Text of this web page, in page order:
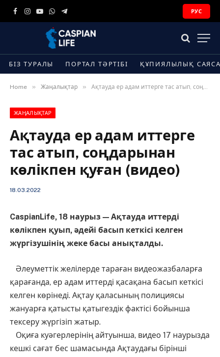
Facebook
Instagram
YouTube
WhatsApp
Telegram
РУС
БІЗ ТУРАЛЫ ПОРТАЛ ТӘРТІБІ ҚҰПИЯЛЫЛЫҚ
Home » Жаңалықтар » Ақтауда ер адам иттерге тас атып, соңдарынан көлікпен қуған (видео)
ЖАҢАЛЫҚТАР
Ақтауда ер адам иттерге
тас атып, соңдарынан
көлікпен қуған (видео)
18.03.2022
CaspianLife, 18 наурыз — Ақтауда иттерді
көлікпен қуып, әдейі басып кеткісі келген
жүргізушінің жеке басы анықталды.
Әлеуметтік желілерде тараған видеожазбаларға
қарағанда, ер адам иттерді қасақана басып кеткісі
келген көрінеді. Ақтау қаласының полициясы
жануарға қатысты қатыгездік фактісі бойынша
тексеру жүргізіп жатыр.
Оқиға куәгерлерінің айтуынша, видео 17 наурызда
кешкі сағат бес шамасында Ақтаудағы бірінші